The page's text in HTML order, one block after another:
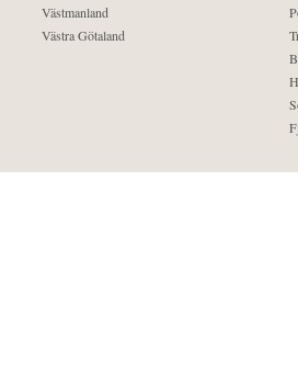
Västmanland
Västra Götaland